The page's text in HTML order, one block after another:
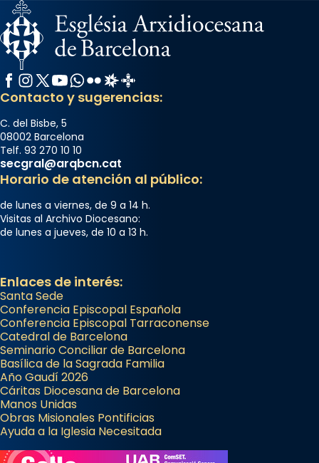
Facebook
Instagram
X / Twitter
YouTube
WhatsApp
FlickrRadio Estel
Catalunya Cristiana
Contacto y sugerencias:
C. del Bisbe, 5
08002 Barcelona
Telf. 93 270 10 10
secgral@arqbcn.cat
Horario de atención al público:
de lunes a viernes, de 9 a 14 h.
Visitas al Archivo Diocesano:
de lunes a jueves, de 10 a 13 h.
Enlaces de interés:
Santa Sede
Conferencia Episcopal Española
Conferencia Episcopal Tarraconense
Catedral de Barcelona
Seminario Conciliar de Barcelona
Basílica de la Sagrada Familia
Año Gaudí 2026
Cáritas Diocesana de Barcelona
Manos Unidas
Obras Misionales Pontificias
Ayuda a la Iglesia Necesitada